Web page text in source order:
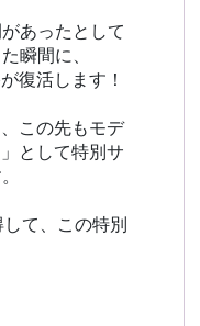
あったとして
瞬間に、
復活します！
この先もモデ
として特別サ
て、この特別